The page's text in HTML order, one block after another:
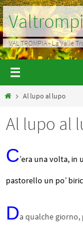
Salta
al
contenuto
VAL TROMPIA - La Valle
HomeAl lupo al lupo
Al lupo al
C’era una volta, in
pastorello un po’
Da qualche